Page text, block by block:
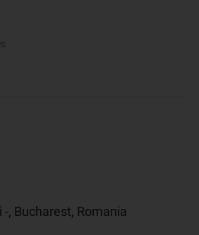
-, Bucharest, Romania